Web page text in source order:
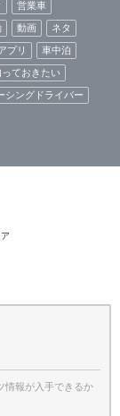
営業車
動画
ネタ
プリ
車中泊
ておきたい
シングドライバー
情報が入手できるか